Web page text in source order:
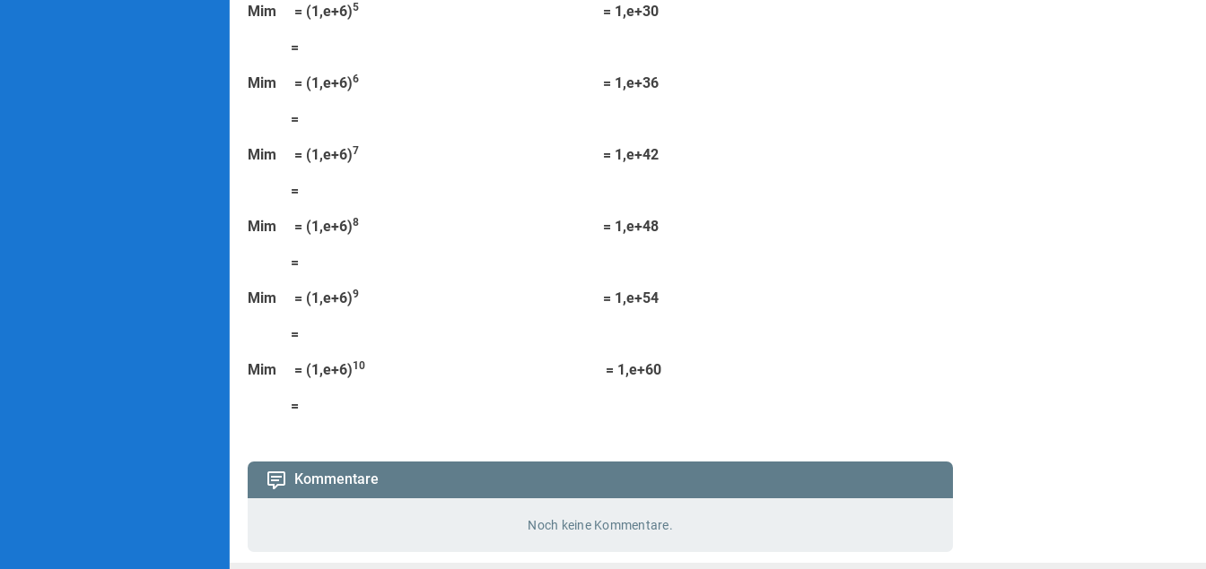
Mim = (1,e+6)5 = 1,e+30
=
Mim = (1,e+6)6 = 1,e+36
=
Mim = (1,e+6)7 = 1,e+42
=
Mim = (1,e+6)8 = 1,e+48
=
Mim = (1,e+6)9 = 1,e+54
=
Mim = (1,e+6)10 = 1,e+60
=
Kommentare
Noch keine Kommentare.